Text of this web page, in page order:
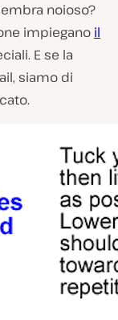
noioso?
impiegano il
E se la
siamo di